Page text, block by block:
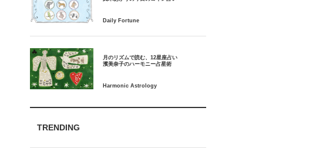
月のリズムで読む、12星座占い
TRENDING